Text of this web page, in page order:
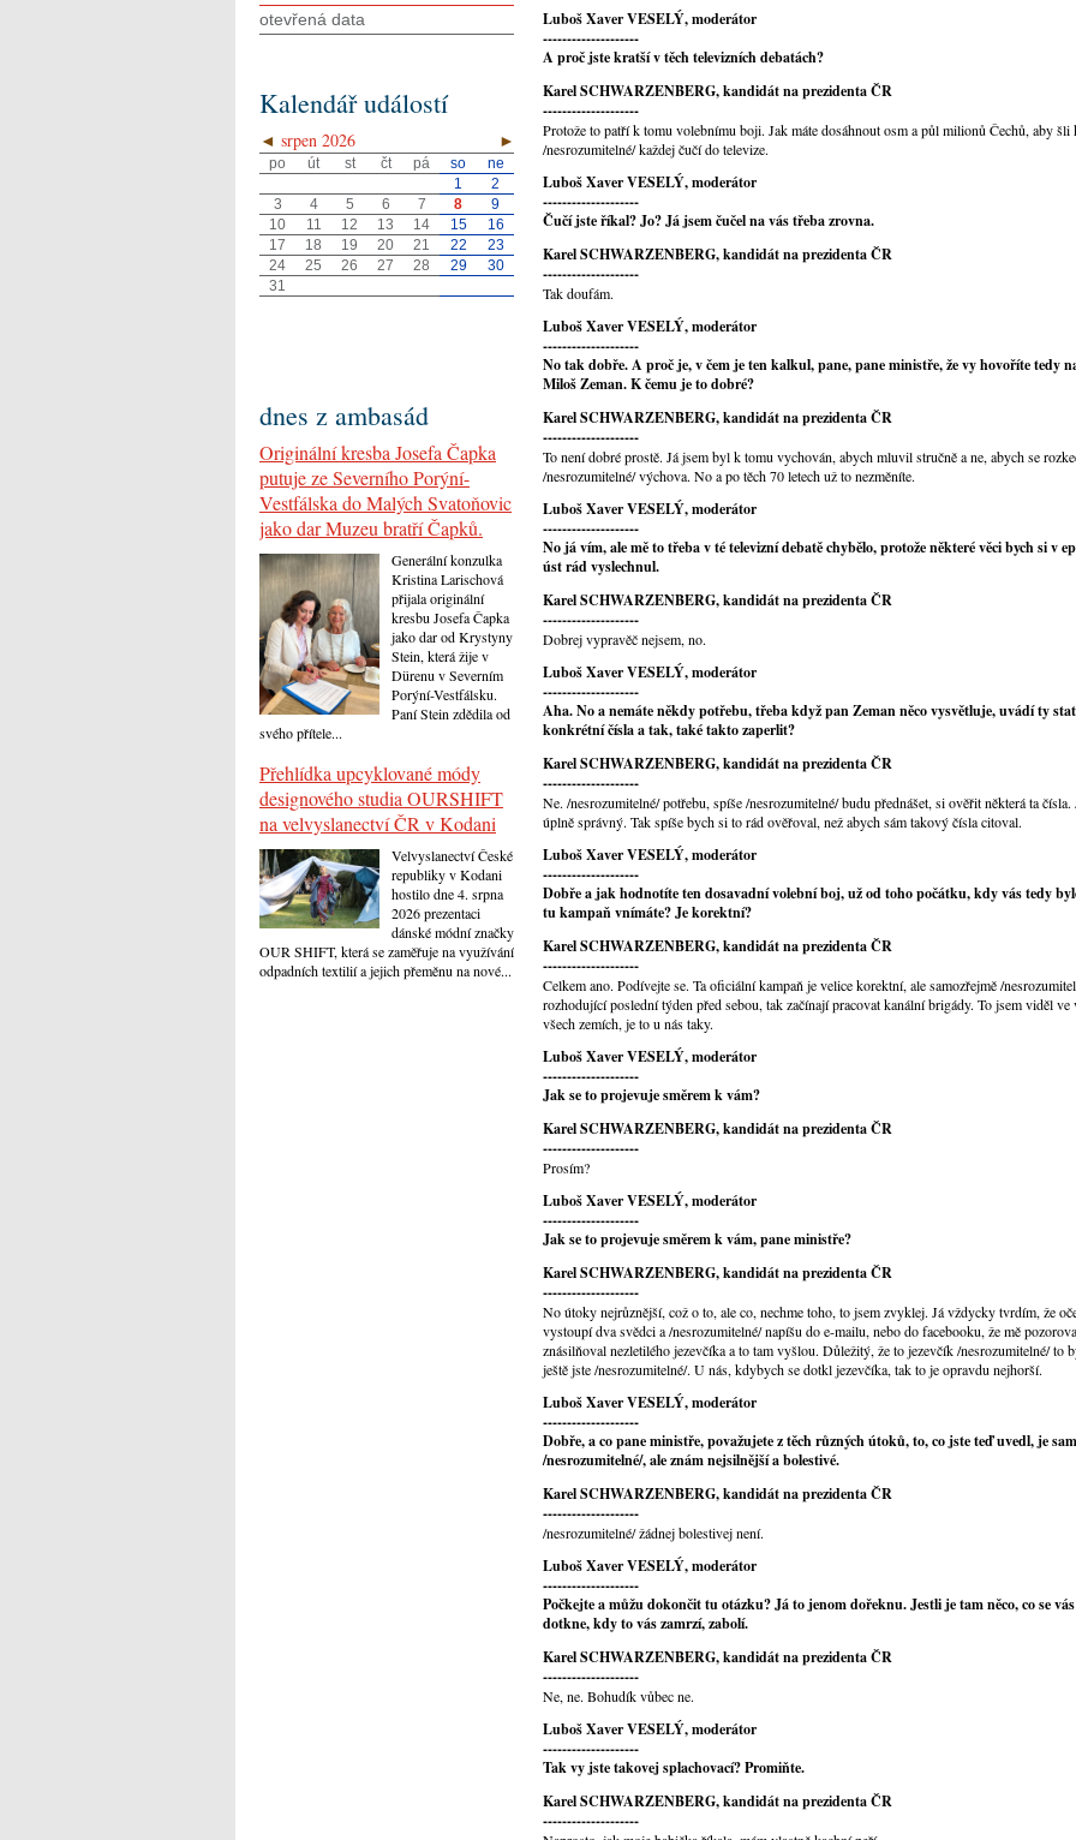
Luboš Xaver VESELÝ, moderátor
--------------------
A proč jste kratší v těch televizních debatách?
Karel SCHWARZENBERG, kandidát na prezidenta ČR
--------------------
Protože to patří k tomu volebnímu boji. Jak máte dosáhnout osm a půl milionů Čechů, aby šli
/nesrozumitelné/ každej čučí do televize.
Luboš Xaver VESELÝ, moderátor
--------------------
Čučí jste říkal? Jo? Já jsem čučel na vás třeba zrovna.
Karel SCHWARZENBERG, kandidát na prezidenta ČR
--------------------
Tak doufám.
Luboš Xaver VESELÝ, moderátor
--------------------
No tak dobře. A proč je, v čem je ten kalkul, pane, pane ministře, že vy hovoříte tedy
Miloš Zeman. K čemu je to dobré?
Karel SCHWARZENBERG, kandidát na prezidenta ČR
--------------------
To není dobré prostě. Já jsem byl k tomu vychován, abych mluvil stručně a ne, abych se
/nesrozumitelné/ výchova. No a po těch 70 letech už to nezměníte.
Luboš Xaver VESELÝ, moderátor
--------------------
No já vím, ale mě to třeba v té televizní debatě chybělo, protože některé věci bych si v
úst rád vyslechnul.
Karel SCHWARZENBERG, kandidát na prezidenta ČR
--------------------
Dobrej vypravěč nejsem, no.
Luboš Xaver VESELÝ, moderátor
--------------------
Aha. No a nemáte někdy potřebu, třeba když pan Zeman něco vysvětluje, uvádí ty
konkrétní čísla a tak, také takto zaperlit?
Karel SCHWARZENBERG, kandidát na prezidenta ČR
--------------------
Ne. /nesrozumitelné/ potřebu, spíše /nesrozumitelné/ budu přednášet, si ověřit některá ta čísla.
úplně správný. Tak spíše bych si to rád ověřoval, než abych sám takový čísla citoval.
Luboš Xaver VESELÝ, moderátor
--------------------
Dobře a jak hodnotíte ten dosavadní volební boj, už od toho počátku, kdy vás tedy
tu kampaň vnímáte? Je korektní?
Karel SCHWARZENBERG, kandidát na prezidenta ČR
--------------------
Celkem ano. Podívejte se. Ta oficiální kampaň je velice korektní, ale samozřejmě /
rozhodující poslední týden před sebou, tak začínají pracovat kanální brigády. To jsem viděl ve
všech zemích, je to u nás taky.
Luboš Xaver VESELÝ, moderátor
--------------------
Jak se to projevuje směrem k vám?
Karel SCHWARZENBERG, kandidát na prezidenta ČR
--------------------
Prosím?
Luboš Xaver VESELÝ, moderátor
--------------------
Jak se to projevuje směrem k vám, pane ministře?
Karel SCHWARZENBERG, kandidát na prezidenta ČR
--------------------
No útoky nejrůznější, což o to, ale co, nechme toho, to jsem zvyklej. Já vždycky tvrdím, že
vystoupí dva svědci a /nesrozumitelné/ napíšu do e-mailu, nebo do facebooku, že mě
znásilňoval nezletilého jezevčíka a to tam vyšlou. Důležitý, že to jezevčík /nesrozumitelné/ to
ještě jste /nesrozumitelné/. U nás, kdybych se dotkl jezevčíka, tak to je opravdu nejhorší.
Luboš Xaver VESELÝ, moderátor
--------------------
Dobře, a co pane ministře, považujete z těch různých útoků, to, co jste teď uvedl, je
/nesrozumitelné/, ale znám nejsilnější a bolestivé.
Karel SCHWARZENBERG, kandidát na prezidenta ČR
--------------------
/nesrozumitelné/ žádnej bolestivej není.
Luboš Xaver VESELÝ, moderátor
--------------------
Počkejte a můžu dokončit tu otázku? Já to jenom dořeknu. Jestli je tam něco, co se
dotkne, kdy to vás zamrzí, zabolí.
Karel SCHWARZENBERG, kandidát na prezidenta ČR
--------------------
Ne, ne. Bohudík vůbec ne.
Luboš Xaver VESELÝ, moderátor
--------------------
Tak vy jste takovej splachovací? Promiňte.
Karel SCHWARZENBERG, kandidát na prezidenta ČR
--------------------
otevřená data
Kalendář událostí
◄ ►
srpen 2026
po út st čt pá so
ne
1
2
3
4 5 6 7 8
9
10
11 12 13 14 15
16
17
18 19 20 21 22
23
24
25 26 27 28 29
30
31
dnes z ambasád
Originální kresba Josefa Čapka
putuje ze Severního Porýní-
Vestfálska do Malých Svatoňovic
jako dar Muzeu bratří Čapků.
Generální konzulka
Kristina Larischová
přijala originální
kresbu Josefa Čapka
jako dar od Krystyny
Stein, která žije v
Dürenu v Severním
Porýní-Vestfálsku.
Paní Stein zdědila od
svého přítele...
Přehlídka upcyklované módy
designového studia OURSHIFT
na velvyslanectví ČR v Kodani
Velvyslanectví České
republiky v Kodani
hostilo dne 4. srpna
2026 prezentaci
dánské módní značky
OUR SHIFT, která se zaměřuje na využívání
odpadních textilií a jejich přeměnu na nové...